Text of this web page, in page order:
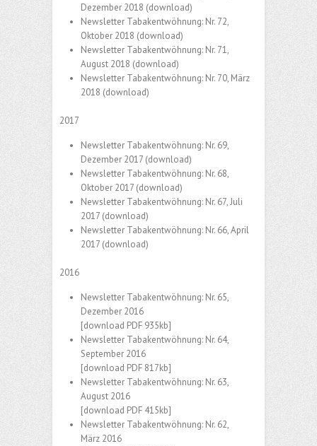
Dezember 2018 (download)
Newsletter Tabakentwöhnung: Nr. 72,
Oktober 2018 (download)
Newsletter Tabakentwöhnung: Nr. 71,
August 2018 (download)
Newsletter Tabakentwöhnung: Nr. 70, März
2018 (download)
2017
Newsletter Tabakentwöhnung: Nr. 69,
Dezember 2017 (download)
Newsletter Tabakentwöhnung: Nr. 68,
Oktober 2017 (download)
Newsletter Tabakentwöhnung: Nr. 67, Juli
2017 (download)
Newsletter Tabakentwöhnung: Nr. 66, April
2017 (download)
2016
Newsletter Tabakentwöhnung: Nr. 65,
Dezember 2016
[download PDF 935kb]
Newsletter Tabakentwöhnung: Nr. 64,
September 2016
[download PDF 817kb]
Newsletter Tabakentwöhnung: Nr. 63,
August 2016
[download PDF 415kb]
Newsletter Tabakentwöhnung: Nr. 62,
März 2016